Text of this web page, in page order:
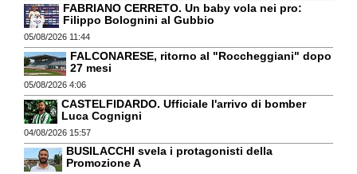
FABRIANO CERRETO. Un baby vola nei pro:
Filippo Bolognini al Gubbio
05/08/2026 11:44
FALCONARESE, ritorno al "Roccheggiani" dopo
27 mesi
05/08/2026 4:06
CASTELFIDARDO. Ufficiale l'arrivo di bomber
Luca Cognigni
04/08/2026 15:57
BUSILACCHI svela i protagonisti della
Promozione A